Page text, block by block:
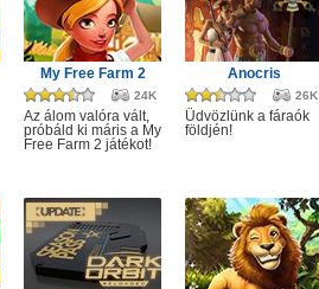
My Free Farm 2
24K
Az álom valóra vált,
próbáld ki máris a My
Free Farm 2 játékot!
Anocris
26K
Üdvözlünk a fáraók
földjén!